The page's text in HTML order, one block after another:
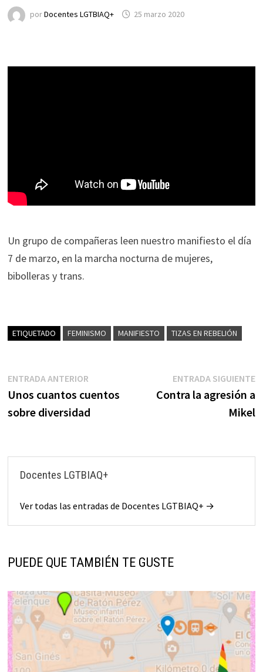
porDocentes LGTBIAQ+ 25 marzo 2020
Un grupo de compañeras leen nuestro manifiesto el día
7 de marzo, en la marcha nocturna de mujeres,
bibolleras y trans.
ETIQUETADO FEMINISMO MANIFIESTO TIZAS EN REBELIÓN
Navegación
de
ENTRADA ANTERIOREntrada
anterior:
Unos cuantos cuentos
sobre diversidad
ENTRADA SIGUIENTE
Contra la agresión a
Mikel
Docentes LGTBIAQ+
Ver todas las entradas de Docentes LGTBIAQ+ →
PUEDE QUE TAMBIÉN TE GUSTE